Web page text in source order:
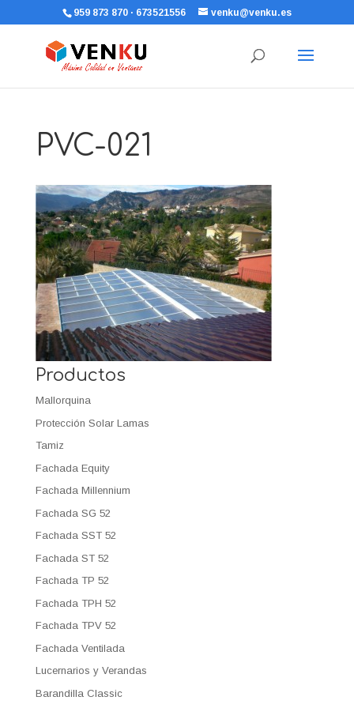
959 873 870 · 673521556 venku@venku.es
PVC-021
Productos
Mallorquina
Protección Solar Lamas
Tamiz
Fachada Equity
Fachada Millennium
Fachada SG 52
Fachada SST 52
Fachada ST 52
Fachada TP 52
Fachada TPH 52
Fachada TPV 52
Fachada Ventilada
Lucernarios y Verandas
Barandilla Classic